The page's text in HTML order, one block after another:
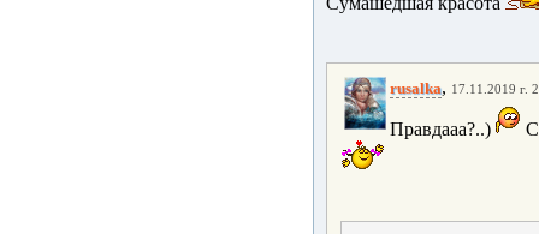
rusalka, 17.11.2019 г.
Правдааа?..)